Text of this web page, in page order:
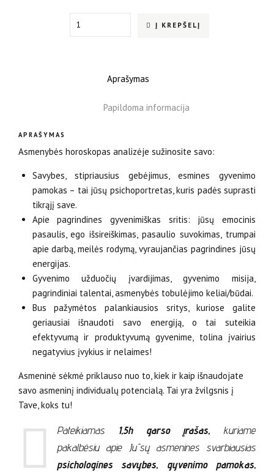
Quantity
Į KREPŠELĮ
Aprašymas
Papildoma informacija
APRAŠYMAS
Asmenybės horoskopas analizėje sužinosite savo:
Savybes, stipriausius gebėjimus, esmines gyvenimo
pamokas – tai jūsų psichoportretas, kuris padės suprasti
tikrąjį save.
Apie pagrindines gyvenimiškas sritis: jūsų emocinis
pasaulis, ego išsireiškimas, pasaulio suvokimas, trumpai
apie darbą, meilės rodymą, vyraujančias pagrindines jūsų
energijas.
Gyvenimo užduočių įvardijimas, gyvenimo misija,
pagrindiniai talentai, asmenybės tobulėjimo keliai/būdai.
Bus pažymėtos palankiausios sritys, kuriose galite
geriausiai išnaudoti savo energiją, o tai suteikia
efektyvumą ir produktyvumą gyvenime, tolina įvairius
negatyvius įvykius ir nelaimes!
Asmeninė sėkmė priklauso nuo to, kiek ir kaip išnaudojate
savo asmeninį individualų potencialą. Tai yra žvilgsnis į
Tave, koks tu!
Pateikiamas 1,5h garso įrašas, kuriame
pakalbėsiu apie Jūsų asmenines svarbiausias
psichologines savybes, gyvenimo pamokas,